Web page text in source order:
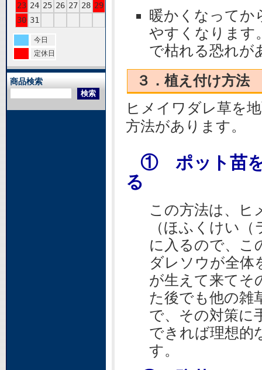
23 24 25 26 27 28 29
30 31
今日
定休日
商品検索
暖かくなってか
やすくなります
で枯れる恐れが
３．植え付け方法
ヒメイワダレ草を
方法があります。
① ポット苗を
る
この方法は、ヒ
（ほふくけい
に入るので、こ
ダレソウが全体
が生えて来て
た後でも他の雑
で、その対策
できれば理想的
す。